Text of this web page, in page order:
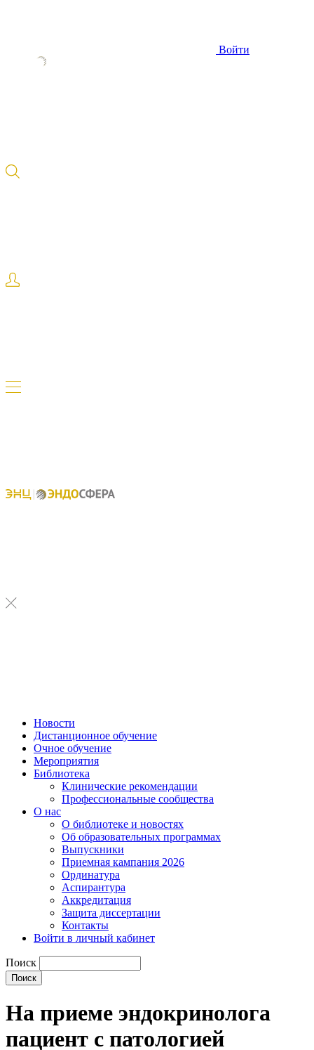
Войти
Новости
Дистанционное обучение
Очное обучение
Мероприятия
Библиотека
Клинические рекомендации
Профессиональные сообщества
О нас
О библиотеке и новостях
Об образовательных программах
Выпускники
Приемная кампания 2026
Ординатура
Аспирантура
Аккредитация
Защита диссертации
Контакты
Войти в личный кабинет
Поиск
На приеме эндокринолога
пациент с патологией